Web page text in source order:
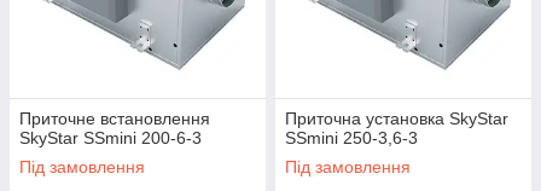
Приточне встановлення
SkyStar SSmini 200-6-3
Під замовлення
Приточна установка SkyStar
SSmini 250-3,6-3
Під замовлення